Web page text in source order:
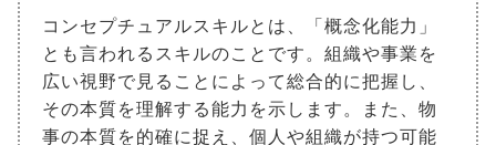
コンセプチュアルスキルとは、「概念化能力」
とも言われるスキルのことです。組織や事業を
広い視野で見ることによって総合的に把握し、
その本質を理解する能力を示します。また、物
事の本質を的確に捉え、個人や組織が持つ可能